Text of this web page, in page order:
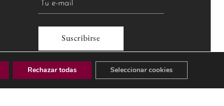
l
t
Rechazar todas Seleccionar cookies